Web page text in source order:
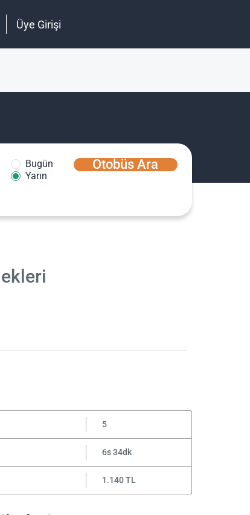
Üye Girişi
Bugün
Yarın
Otobüs Ara
5
6s 34dk
1.140 TL